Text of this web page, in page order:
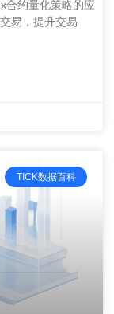
合约量化策略的应
易，提升交易
TICK数据百科